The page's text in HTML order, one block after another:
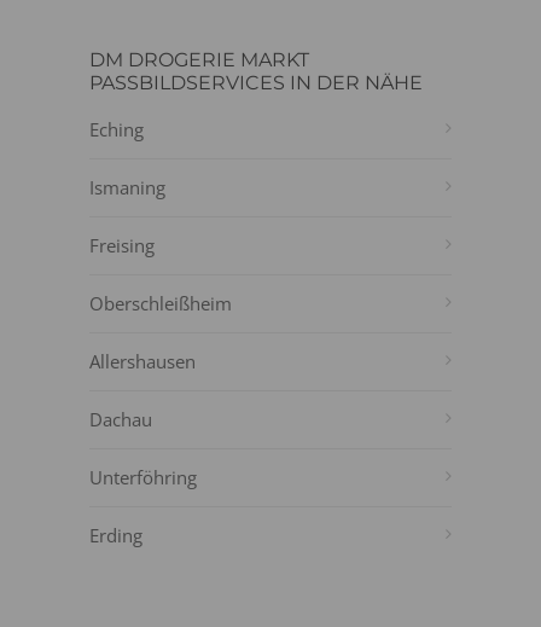
DM DROGERIE MARKT
PASSBILDSERVICES IN DER NÄHE
Eching
Ismaning
Freising
Oberschleißheim
Allershausen
Dachau
Unterföhring
Erding